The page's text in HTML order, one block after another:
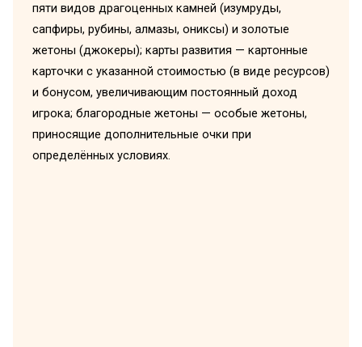
пяти видов драгоценных камней (изумруды,
сапфиры, рубины, алмазы, ониксы) и золотые
жетоны (джокеры); карты развития — картонные
карточки с указанной стоимостью (в виде ресурсов)
и бонусом, увеличивающим постоянный доход
игрока; благородные жетоны — особые жетоны,
приносящие дополнительные очки при
определённых условиях.